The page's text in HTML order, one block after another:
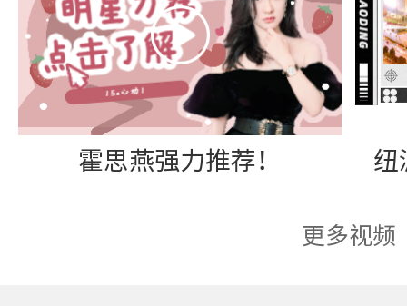
霍思燕强力推荐！
更多视频